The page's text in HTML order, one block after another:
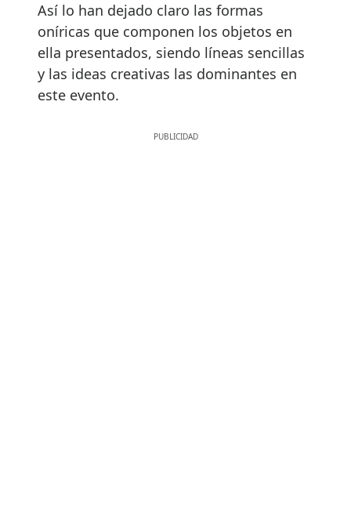
Así lo han dejado claro las formas
oníricas que componen los objetos en
ella presentados, siendo líneas sencillas
y las ideas creativas las dominantes en
este evento.